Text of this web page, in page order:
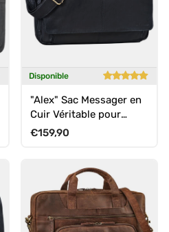
Disponible
"Alex" Sac Messager en
Cuir Véritable pour
Ordinateur Portable 15,6
Prix habituel
€159,90